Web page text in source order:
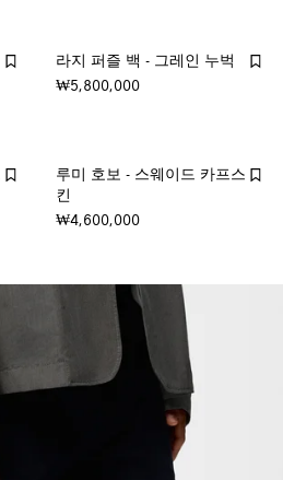
라지 퍼즐 백 - 그레인 누벅
₩5,800,000
루미 호보 - 스웨이드 카프스
킨
₩4,600,000